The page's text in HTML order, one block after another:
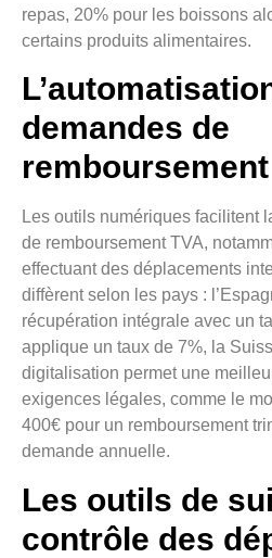
repas, 20% pour les boissons
certains produits alimentaires.
demandes de
remboursement
Les outils numériques facilitent
de remboursement TVA,
effectuant des déplacements
diffèrent selon les pays :
récupération intégrale avec un
applique un taux de 7%, la
digitalisation permet une
exigences légales, comme le
400€ pour un remboursement
demande annuelle.
Les outils de
contrôle des